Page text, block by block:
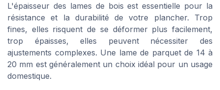
L'épaisseur des lames de bois est essentielle pour la
résistance et la durabilité de votre plancher. Trop
fines, elles risquent de se déformer plus facilement,
trop épaisses, elles peuvent nécessiter des
ajustements complexes. Une lame de parquet de 14 à
20 mm est généralement un choix idéal pour un usage
domestique.